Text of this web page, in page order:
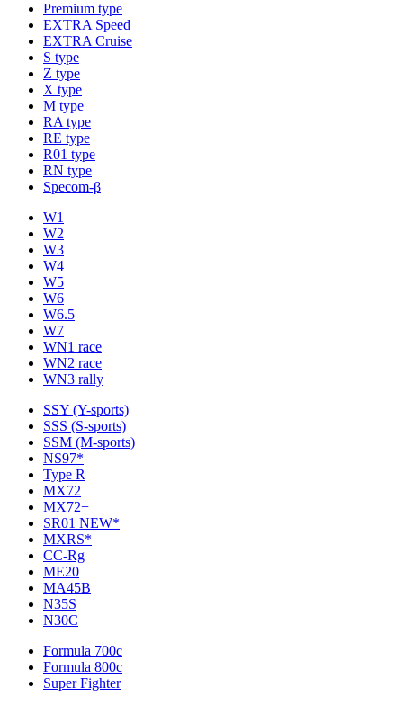
Premium type
EXTRA Speed
EXTRA Cruise
S type
Z type
X type
M type
RA type
RE type
R01 type
RN type
Specom-β
W1
W2
W3
W4
W5
W6
W6.5
W7
WN1 race
WN2 race
WN3 rally
SSY (Y-sports)
SSS (S-sports)
SSM (M-sports)
NS97*
Type R
MX72
MX72+
SR01 NEW*
MXRS*
CC-Rg
ME20
MA45B
N35S
N30C
Formula 700c
Formula 800c
Super Fighter